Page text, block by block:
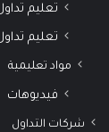
تعليم
تعليم
مواد تعليمية
فيديوهات
شركات التداول